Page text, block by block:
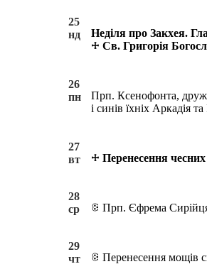
25
нд
Неділя про Закхея.
Св. Григорія
26
пн
Прп. Ксенофонта,
і синів їхніх Аркадія та
27
вт
Перенесення
28
ср
Прп. Єфрема
29
чт
Перенесення мощів